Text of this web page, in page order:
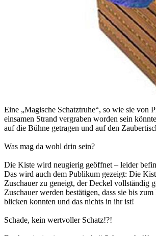
Eine „Magische Schatztruhe“, so wie sie von
einsamen Strand vergraben worden sein
auf die Bühne getragen und auf den
Was mag da wohl drin sein?
Die Kiste wird neugierig geöffnet – leider
Das wird auch dem Publikum gezeigt: Die
Zuschauer zu geneigt, der Deckel vollständig
Zuschauer werden bestätigen, dass sie bis
blicken konnten und das nichts in ihr ist!
Schade, kein wertvoller Schatz!?!